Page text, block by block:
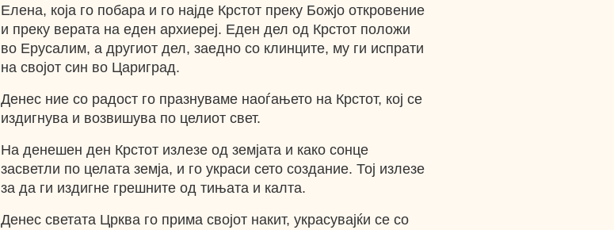
Елена, која го побара и го најде Крстот преку Божјо откровение
и преку верата на еден архиереј. Еден дел од Крстот положи
во Ерусалим, а другиот дел, заедно со клинците, му ги испрати
на својот син во Цариград.
Денес ние со радост го празнуваме наоѓањето на Крстот, кој се
издигнува и возвишува по целиот свет.
На денешен ден Крстот излезе од земјата и како сонце
засветли по целата земја, и го украси сето создание. Тој излезе
за да ги издигне грешните од тињата и калта.
Денес светата Црква го прима својот накит, украсувајќи се со